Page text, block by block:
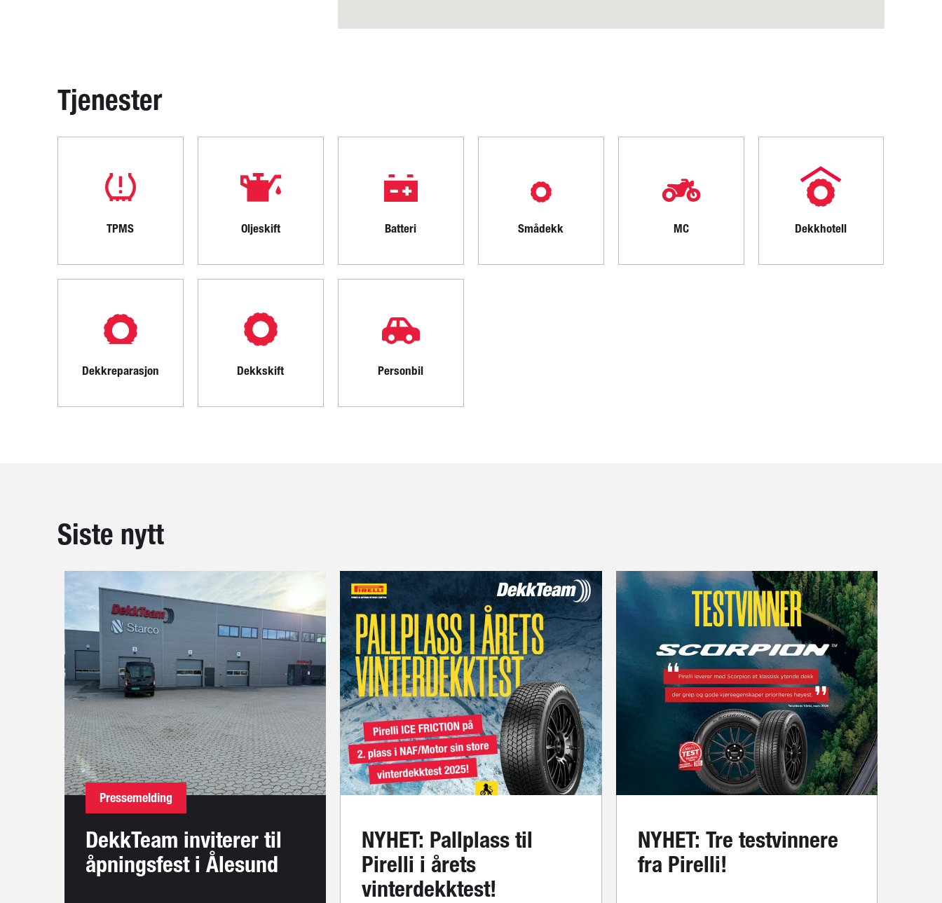
Tjenester
TPMS Oljeskift Batteri Smådekk MC Dekkhotell
Dekkreparasjon Dekkskift Personbil
Siste nytt
Pressemelding
DekkTeam inviterer til
åpningsfest i Ålesund
NYHET: Pallplass til
Pirelli i årets
vinterdekktest!
NYHET: Tre testvinnere
fra Pirelli!